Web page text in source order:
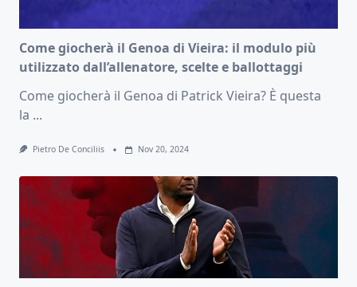
Come giocherà il Genoa di Vieira: il modulo più
utilizzato dall’allenatore, scelte e ballottaggi
Come giocherà il Genoa di Patrick Vieira? È questa
la ...
Pietro De Conciliis Nov 20, 2024